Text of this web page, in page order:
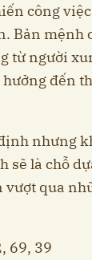
công
Bản mệnh
từ người
đến
nhưng
sẽ là chỗ
qua
69, 39